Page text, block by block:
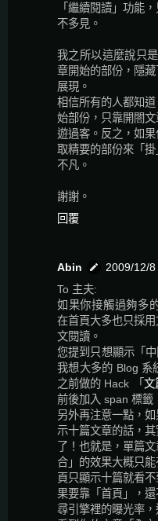
「繼續閱讀」功能
不多見。
我之所以這麼說只
章開始的部份，隱
展現。
相信所有的人都知
始部份，只靠開閤
遊過客。反之，如
取精要的部份來「
不凡。
謝謝。
回覆
Abin
2009/12/
To 主夫:
如果你接觸過夠多
在首頁大多也只採
文閱讀。
您提到只想顯示「
我想大多的 Blog 系
之前做的 Hack 「文
前後加入 span 標籤
另外再注意一點，
示十篇文章的話，
了！也就是，單篇
合」的效果大概只
頁只顯示十篇就看
果要靠「首頁」，
尋引擎裡的曝光率